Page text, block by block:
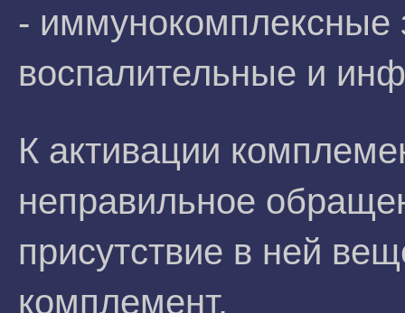
- иммунокомплексные
воспалительные и
К активации
неправильное
присутствие в ней
комплемент.